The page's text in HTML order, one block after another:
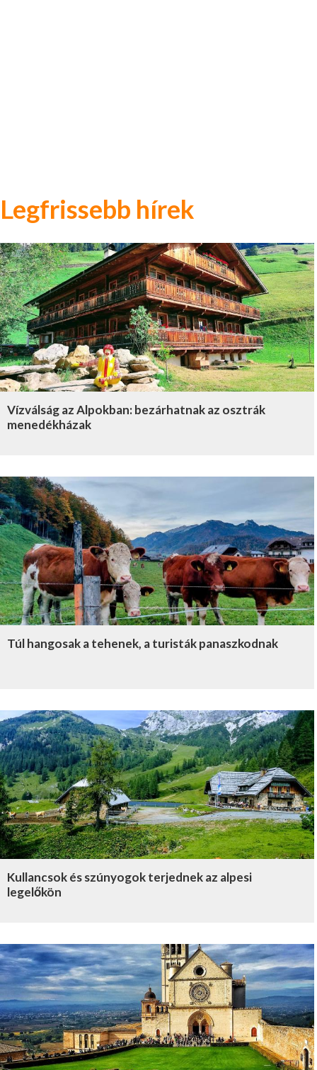
Legfrissebb hírek
Vízválság az Alpokban: bezárhatnak az osztrák
menedékházak
Túl hangosak a tehenek, a turisták panaszkodnak
Kullancsok és szúnyogok terjednek az alpesi
legelőkön